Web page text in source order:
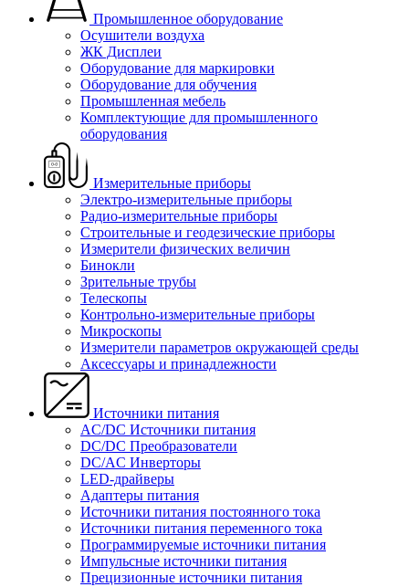
Промышленное оборудование
Осушители воздуха
ЖК Дисплеи
Оборудование для маркировки
Оборудование для обучения
Промышленная мебель
Комплектующие для промышленного
оборудования
Измерительные приборы
Электро-измерительные приборы
Радио-измерительные приборы
Строительные и геодезические приборы
Измерители физических величин
Бинокли
Зрительные трубы
Телескопы
Контрольно-измерительные приборы
Микроскопы
Измерители параметров окружающей среды
Аксессуары и принадлежности
Источники питания
AC/DC Источники питания
DC/DC Преобразователи
DC/AC Инверторы
LED-драйверы
Адаптеры питания
Источники питания постоянного тока
Источники питания переменного тока
Программируемые источники питания
Импульсные источники питания
Прецизионные источники питания